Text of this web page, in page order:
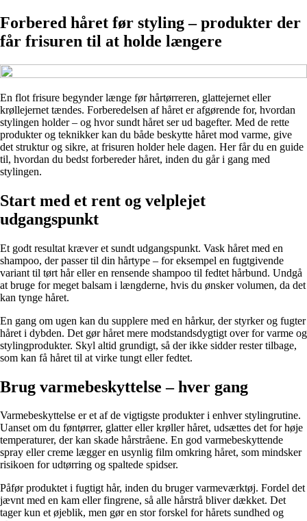
Forbered håret før styling – produkter der
får frisuren til at holde længere
En flot frisure begynder længe før hårtørreren, glattejernet eller
krøllejernet tændes. Forberedelsen af håret er afgørende for, hvordan
stylingen holder – og hvor sundt håret ser ud bagefter. Med de rette
produkter og teknikker kan du både beskytte håret mod varme, give
det struktur og sikre, at frisuren holder hele dagen. Her får du en guide
til, hvordan du bedst forbereder håret, inden du går i gang med
stylingen.
Start med et rent og velplejet
udgangspunkt
Et godt resultat kræver et sundt udgangspunkt. Vask håret med en
shampoo, der passer til din hårtype – for eksempel en fugtgivende
variant til tørt hår eller en rensende shampoo til fedtet hårbund. Undgå
at bruge for meget balsam i længderne, hvis du ønsker volumen, da det
kan tynge håret.
En gang om ugen kan du supplere med en hårkur, der styrker og fugter
håret i dybden. Det gør håret mere modstandsdygtigt over for varme og
stylingprodukter. Skyl altid grundigt, så der ikke sidder rester tilbage,
som kan få håret til at virke tungt eller fedtet.
Brug varmebeskyttelse – hver gang
Varmebeskyttelse er et af de vigtigste produkter i enhver stylingrutine.
Uanset om du føntørrer, glatter eller krøller håret, udsættes det for høje
temperaturer, der kan skade hårstråene. En god varmebeskyttende
spray eller creme lægger en usynlig film omkring håret, som mindsker
risikoen for udtørring og spaltede spidser.
Påfør produktet i fugtigt hår, inden du bruger varmeværktøj. Fordel det
jævnt med en kam eller fingrene, så alle hårstrå bliver dækket. Det
tager kun et øjeblik, men gør en stor forskel for hårets sundhed og